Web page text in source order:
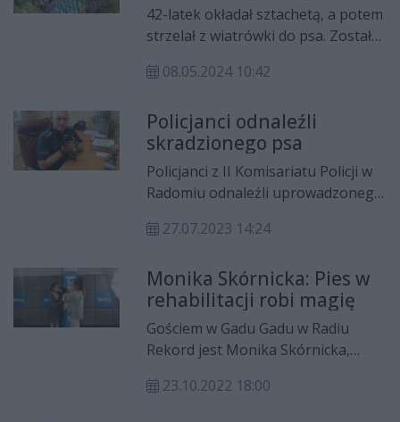
42-latek okładał sztachetą, a potem
strzelał z wiatrówki do psa. Został
policjantów i trafił do policyjnej celi.
znęcanie się nad zwierzętami.
08.05.2024 10:42
Policjanci odnaleźli
skradzionego psa
Policjanci z II Komisariatu Policji w
Radomiu odnaleźli uprowadzonego
właściciela.
27.07.2023 14:24
Monika Skórnicka: Pies w
rehabilitacji robi magię
Gościem w Gadu Gadu w Radiu
Rekord jest Monika Skórnicka,
Oskar". Opowiada Milenie
23.10.2022 18:00